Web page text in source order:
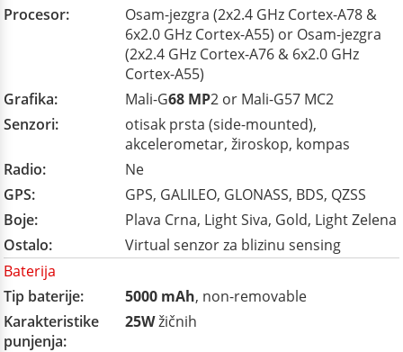
Procesor:
Osam-jezgra (2x2.4 GHz Cortex-A78 &
6x2.0 GHz Cortex-A55) or Osam-jezgra
(2x2.4 GHz Cortex-A76 & 6x2.0 GHz
Cortex-A55)
Grafika:
Mali-G68 MP2 or Mali-G57 MC2
Senzori:
otisak prsta (side-mounted),
akcelerometar, žiroskop, kompas
Radio:
Ne
GPS:
GPS, GALILEO, GLONASS, BDS, QZSS
Boje:
Plava Crna, Light Siva, Gold, Light Zelena
Ostalo:
Virtual senzor za blizinu sensing
Baterija
Tip baterije:
5000 mAh, non-removable
Karakteristike
punjenja:
25Wžičnih